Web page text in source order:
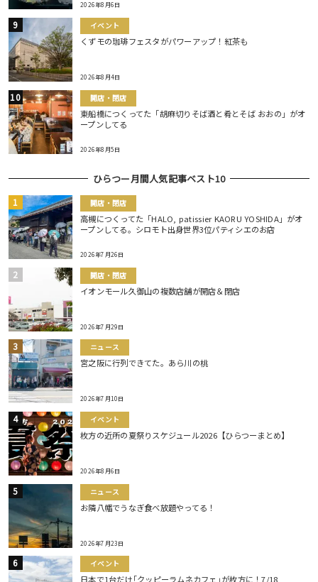
2026年8月6日
イベント
くずモの珈琲フェスタがパワーアップ！紅茶も
2026年8月4日
開店・閉店
東船橋につくってた「胡麻切りそば酒と肴とそば おおの」がオ
ープンしてる
2026年8月5日
ひらつー月間人気記事ベスト10
開店・閉店
高槻につくってた「HALO, patissier KAORU YOSHIDA」がオ
ープンしてる。シロモト出身世界3位パティシエのお店
2026年7月26日
開店・閉店
イオンモール久御山の複数店舗が開店＆閉店
2026年7月29日
ニュース
宮之阪に行列できてた。あら川の桃
2026年7月10日
イベント
枚方の近所の夏祭りスケジュール2026【ひらつーまとめ】
2026年8月6日
ニュース
お隣八幡でうなぎ食べ放題やってる！
2026年7月23日
イベント
日本で1台だけ｢クッピーラムネカフェ｣が枚方に！7/18